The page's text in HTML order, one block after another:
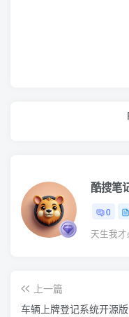
酷搜笔
0
天生我才
上一篇
车辆上牌登记系统开源